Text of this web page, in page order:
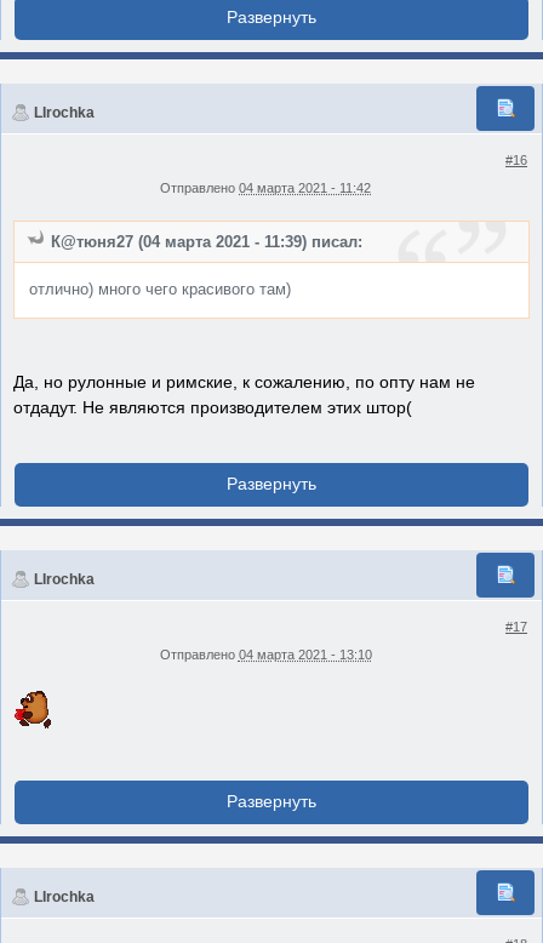
LIrochka
#16
Отправлено 04 марта 2021 - 11:42
К@тюня27 (04 марта 2021 - 11:39) писал:
отлично) много чего красивого там)
Да, но рулонные и римские, к сожалению, по опту нам не
отдадут. Не являются производителем этих штор(
LIrochka
#17
Отправлено 04 марта 2021 - 13:10
LIrochka